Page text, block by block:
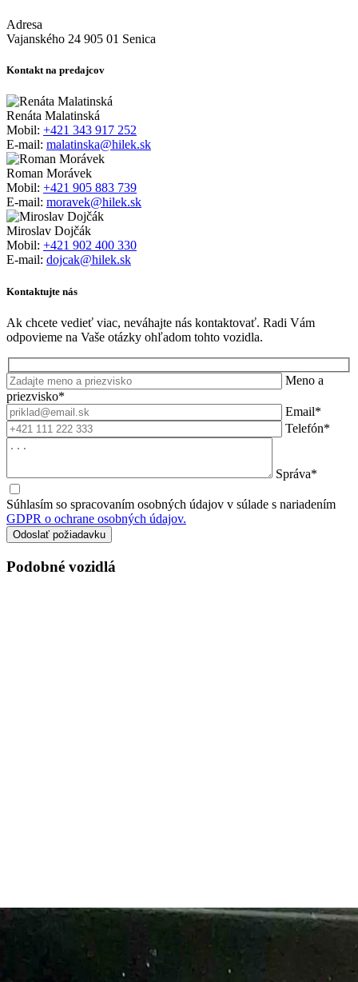
Adresa
Vajanského 24 905 01 Senica
Kontakt na predajcov
Renáta Malatinská
Mobil: +421 343 917 252
E-mail: malatinska@hilek.sk
Roman Morávek
Mobil: +421 905 883 739
E-mail: moravek@hilek.sk
Miroslav Dojčák
Mobil: +421 902 400 330
E-mail: dojcak@hilek.sk
Kontaktujte nás
Ak chcete vedieť viac, neváhajte nás kontaktovať. Radi Vám
odpovieme na Vaše otázky ohľadom tohto vozidla.
Meno a
priezvisko*
Email*
Telefón*
Správa*
Súhlasím so spracovaním osobných údajov v súlade s nariadením
GDPR o ochrane osobných údajov.
Podobné vozidlá